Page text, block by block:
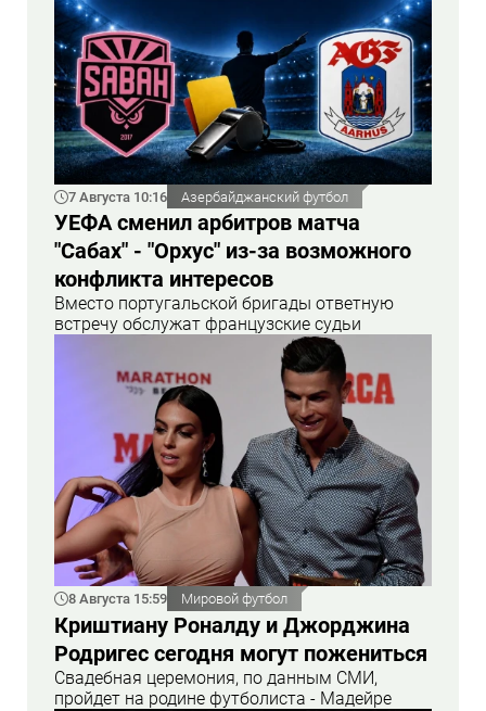
7 Августа 10:16 Азербайджанский футбол
УЕФА сменил арбитров матча
"Сабах" - "Орхус" из-за возможного
конфликта интересов
Вместо португальской бригады ответную
встречу обслужат французские судьи
8 Августа 15:59 Мировой футбол
Криштиану Роналду и Джорджина
Родригес сегодня могут пожениться
Свадебная церемония, по данным СМИ,
пройдет на родине футболиста - Мадейре